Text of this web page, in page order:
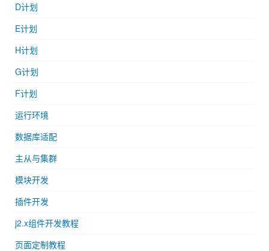
D计划
E计划
H计划
G计划
F计划
运行环境
数据库适配
主从与集群
模块开发
插件开发
j2.x组件开发教程
页面定制教程